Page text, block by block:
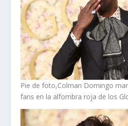
Pie de foto,Colman Domingo
fans en la alfombra roja de los